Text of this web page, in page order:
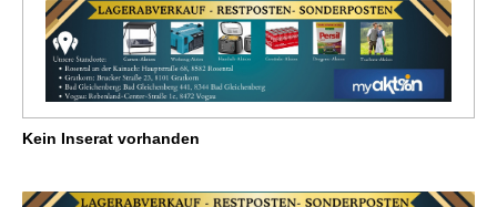
Kein Inserat vorhanden